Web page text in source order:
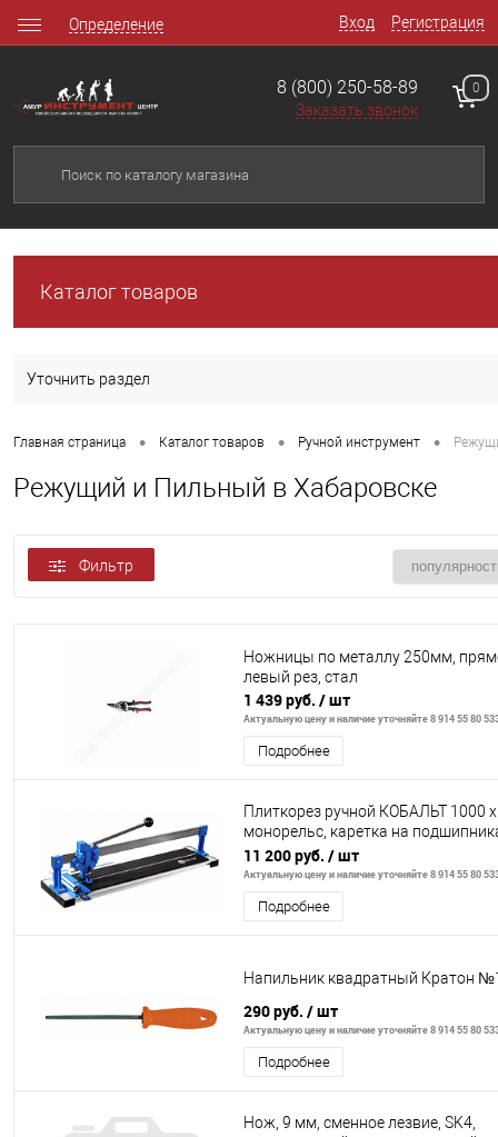
Вход Регистрация
Определение
8 (800) 250-58-89
Заказать звонок
0
Каталог товаров
Уточнить раздел
Главная страница • Каталог товаров • Ручной инструмент •
Режущий и Пильный в Хабаровске
Фильтр
Ножницы по металлу 250мм,
левый рез, стал
1 439 руб. / шт
Актуальную цену и наличие уточняйте 8 914 55 80
Подробнее
Плиткорез ручной КОБАЛЬТ 1000
монорельс, каретка на
литая алюминиевая
11 200 руб. / шт
Актуальную цену и наличие уточняйте 8 914 55 80
Подробнее
Напильник квадратный Кратон
290 руб. / шт
Актуальную цену и наличие уточняйте 8 914 55 80
Подробнее
Нож, 9 мм, сменное лезвие, SK4,